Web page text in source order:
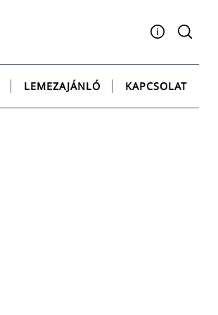
Facebook
YouTubeInstagram
TwitterSpotify
LEMEZAJÁNLÓ KAPCSOLAT